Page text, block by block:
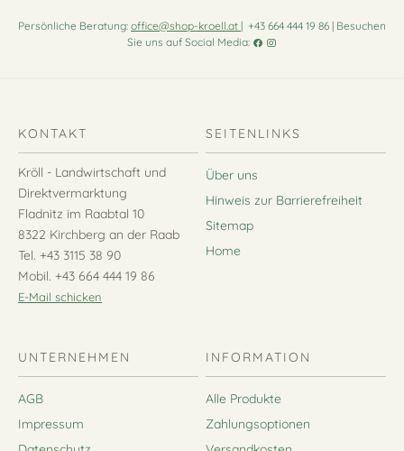
Persönliche Beratung: office@shop-kroell.at | +43 664 444 19 86 | Besuchen
Sie uns auf Social Media:
KONTAKT
Kröll - Landwirtschaft und
Direktvermarktung
Fladnitz im Raabtal 10
8322 Kirchberg an der Raab
Tel. +43 3115 38 90
Mobil. +43 664 444 19 86
E-Mail schicken
SEITENLINKS
Über uns
Hinweis zur Barrierefreiheit
Sitemap
Home
UNTERNEHMEN
AGB
Impressum
INFORMATION
Alle Produkte
Zahlungsoptionen